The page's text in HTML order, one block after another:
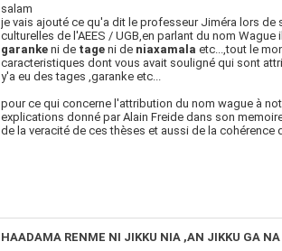
salam
je vais ajouté ce qu'a dit le professeur Jiméra lors
culturelles de l'AEES / UGB,en parlant du nom
garanke ni de tage ni de niaxamala etc...,tout le
caracteristiques dont vous avait souligné qui sont
y'a eu des tages ,garanke etc...
pour ce qui concerne l'attribution du nom wague à
explications donné par Alain Freide dans son
de la veracité de ces thèses et aussi de la cohérence
HAADAMA RENME NI JIKKU NIA ,AN JIKKU GA NA